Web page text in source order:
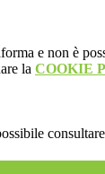
e non è
la COOKIE